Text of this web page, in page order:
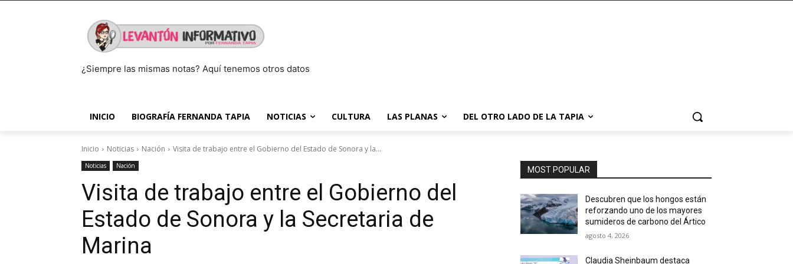
¿Siempre las mismas notas? Aquí tenemos otros datos
INICIO BIOGRAFÍA FERNANDA TAPIA NOTICIAS CULTURA LAS PLANAS DEL OTRO LADO DE LA TAPIA
Inicio Noticias Nación Visita de trabajo entre el Gobierno del Estado de Sonora y la...
Noticias Nación
Visita de trabajo entre el Gobierno del
Estado de Sonora y la Secretaria de
Marina
MOST POPULAR
Descubren que los hongos están
reforzando uno de los mayores
sumideros de carbono del Ártico
agosto 4, 2026
Claudia Sheinbaum destaca